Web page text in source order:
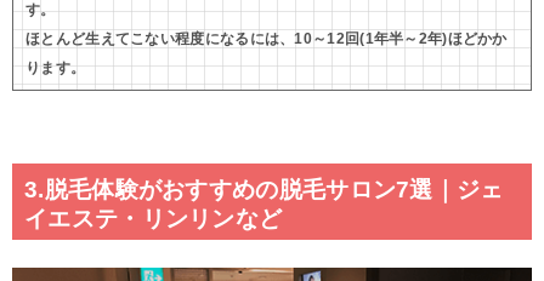
す。
ほとんど生えてこない程度になるには、10～12回(1年半～2年)ほどかか
ります。
3.脱毛体験がおすすめの脱毛サロン7選｜ジェ
イエステ・リンリンなど